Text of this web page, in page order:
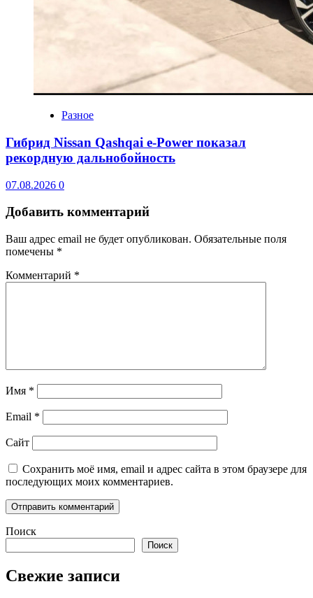
Разное
Гибрид Nissan Qashqai e-Power показал
рекордную дальнобойность
07.08.2026 0
Добавить комментарий
Ваш адрес email не будет опубликован. Обязательные поля
помечены *
Комментарий *
Имя *
Email *
Сайт
Сохранить моё имя, email и адрес сайта в этом браузере для
последующих моих комментариев.
Поиск
Поиск
Свежие записи